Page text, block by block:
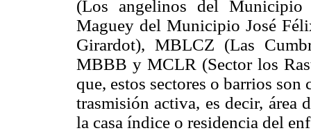
(Los angelinos del
Maguey del Municipio José
Girardot), MBLCZ (Las
MBBB y MCLR (Sector los
que, estos sectores o barrios
trasmisión activa, es decir, área
la casa índice o residencia del